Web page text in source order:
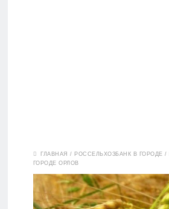
Дебетовые
карты
ГЛАВНАЯ / РОССЕЛЬХОЗБАНК В ГОРОДЕ /
ГОРОДЕ ОРЛОВ